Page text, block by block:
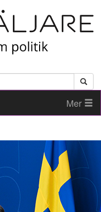
Mer